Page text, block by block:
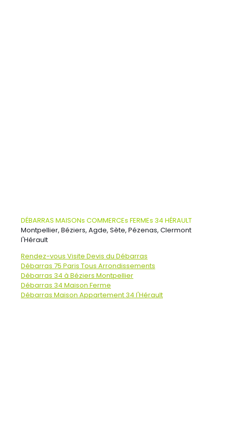
DÉBARRAS MAISONs COMMERCEs FERMEs 34 HÉRAULT
Montpellier, Béziers, Agde, Sète, Pézenas, Clermont
l'Hérault
Rendez-vous Visite Devis du Débarras
Débarras 75 Paris Tous Arrondissements
Débarras 34 à Béziers Montpellier
Débarras 34 Maison Ferme
Débarras Maison Appartement 34 l'Hérault